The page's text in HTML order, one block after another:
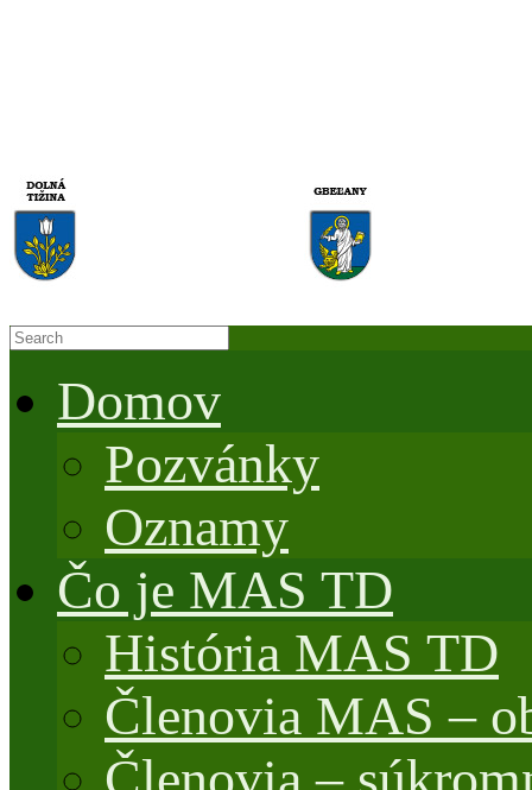
Domov
Pozvánky
Oznamy
Čo je MAS TD
História MAS TD
Členovia MAS –